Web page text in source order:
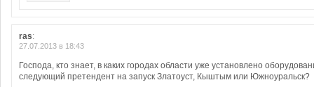
ras:
27.07.2013 в 18:43
Господа, кто знает, в каких городах области уже установлено
следующий претендент на запуск Златоуст, Кыштым или Южноуральск?